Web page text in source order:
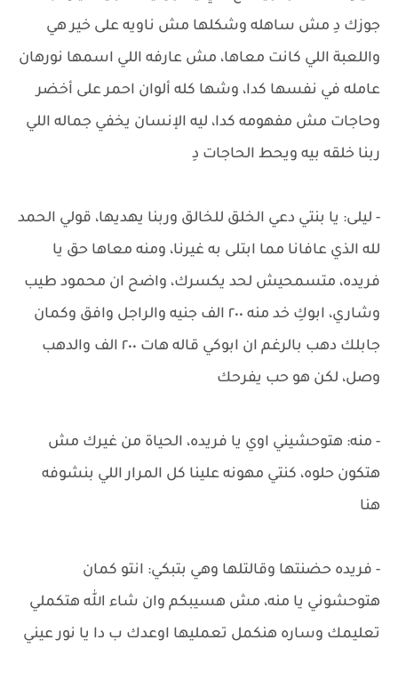
جوزك دِ مش ساهله وشكلها مش ناويه على خير هي
واللعبة اللي كانت معاها، مش عارفه اللي اسمها نورهان
عامله في نفسها كدا، وشها كله ألوان احمر على أخضر
وحاجات مش مفهومه كدا، ليه الإنسان يخفي جماله اللي
ربنا خلقه بيه ويحط الحاجات دِ
- ليلى: يا بنتي دعي الخلق للخالق وربنا يهديها، قولي الحمد
لله الذي عافانا مما ابتلى به غيرنا، ومنه معاها حق يا
فريده، متسمحيش لحد يكسرك، واضح ان محمود طيب
وشاري، ابوكِ خد منه ٢٠٠ الف جنيه والراجل وافق وكمان
جابلك دهب بالرغم ان ابوكي قاله هات ٢٠٠ الف والدهب
وصل، لكن هو حب يفرحك
- منه: هتوحشيني اوي يا فريده، الحياة من غيرك مش
هتكون حلوه، كنتي مهونه علينا كل المرار اللي بنشوفه
هنا
- فريده حضنتها وقالتلها وهي بتبكي: انتو كمان
هتوحشوني يا منه، مش هسيبكم وان شاء الله هتكملي
تعليمك وساره هنكمل تعمليها اوعدك ب دا يا نور عيني